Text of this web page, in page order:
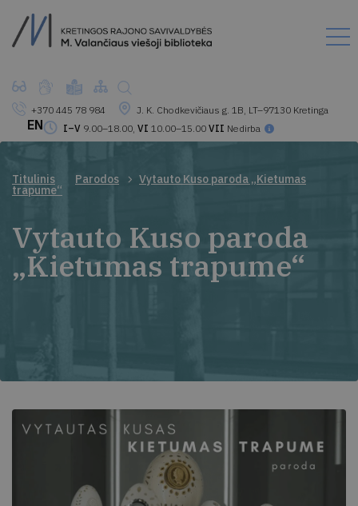
+370 445 78 984
J. K. Chodkevičiaus g. 1B, LT–97130 Kretinga
I–V 9.00–18.00, VI 10.00–15.00 VII Nedirba
EN
Titulinis Parodos Vytauto Kuso paroda „Kietumas
trapume“
Vytauto Kuso paroda
„Kietumas trapume“